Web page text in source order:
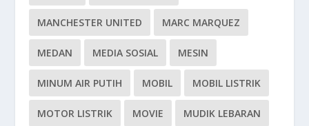
MANCHESTER UNITED MARC MARQUEZ
MEDAN MEDIA SOSIAL MESIN
MINUM AIR PUTIH MOBIL MOBIL LISTRIK
MOTOR LISTRIK MOVIE MUDIK LEBARAN